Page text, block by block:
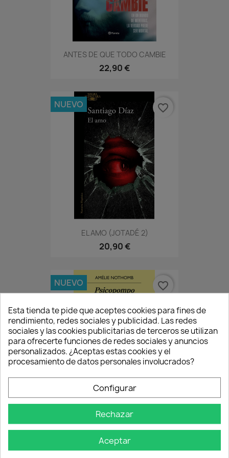
ANTES DE QUE TODO CAMBIE
22,90 €
EL AMO (JOTADÉ 2)
20,90 €
NUEVO favorite_border
PSICOPOMPO
18,90 €
NUEVO favorite_border
Esta tienda te pide que aceptes cookies para fines de
rendimiento, redes sociales y publicidad. Las redes
sociales y las cookies publicitarias de terceros se utilizan
para ofrecerte funciones de redes sociales y anuncios
personalizados. ¿Aceptas estas cookies y el
procesamiento de datos personales involucrados?
Configurar
Rechazar
Aceptar